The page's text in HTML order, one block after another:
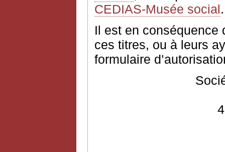
CEDIAS-Musée social.
Il est en conséquence
ces titres, ou à leurs
formulaire